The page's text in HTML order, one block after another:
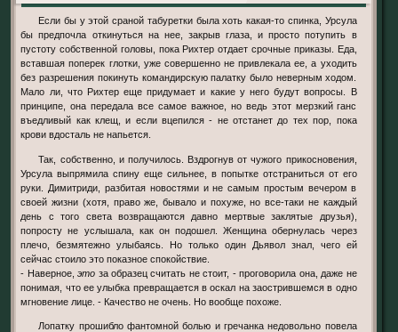
Если бы у этой сраной табуретки была хоть какая-то спинка, Урсула
бы предпочла откинуться на нее, закрыв глаза, и просто потупить в
пустоту собственной головы, пока Рихтер отдает срочные приказы. Еда,
вставшая поперек глотки, уже совершенно не привлекала ее, а уходить
без разрешения покинуть командирскую палатку было неверным ходом.
Мало ли, что Рихтер еще придумает и какие у него будут вопросы. В
принципе, она передала все самое важное, но ведь этот мерзкий ганс
въедливый как клещ, и если вцепился - не отстанет до тех пор, пока
крови вдосталь не напьется.
Так, собственно, и получилось. Вздрогнув от чужого прикосновения,
Урсула выпрямила спину еще сильнее, в попытке отстраниться от его
руки. Димитриди, разбитая новостями и не самым простым вечером в
своей жизни (хотя, право же, бывало и похуже, но все-таки не каждый
день с того света возвращаются давно мертвые заклятые друзья),
попросту не услышала, как он подошел. Женщина обернулась через
плечо, безмятежно улыбаясь. Но только один Дьявол знал, чего ей
сейчас стоило это показное спокойствие.
- Наверное,это за образец считать не стоит, - проговорила она, даже не
понимая, что ее улыбка превращается в оскал на заострившемся в одно
мгновение лице. - Качество не очень. Но вообще похоже.
Лопатку прошибло фантомной болью и гречанка недовольно повела